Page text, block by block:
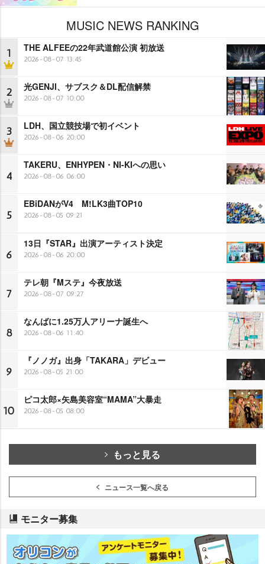
MUSIC NEWS RANKING
1 THE ALFEEの22年武道館公演 初放送
2026-08-07 13:45
2 光GENJI、サブスク＆DL配信解禁
2026-08-07 10:00
3 LDH、国立競技場で初イベント
2026-08-06 20:00
4
TAKERU、ENHYPEN・NI-KIへの思い
2026-08-06 06:00
5
EBiDANがV4 M!LK3曲TOP10
2026-08-05 09:21
6
13日『STAR』出演アーティスト決定
2026-08-06 20:00
7
テレ朝『Mステ』今夜放送
2026-08-07 09:27
8
なんばに1.25万人アリーナ誕生へ
2026-08-06 11:40
9
『ノノガ』出身「TAKARA」デビュー
2026-08-05 21:00
10
ピコ太郎×矢島美容室“MAMA”大暴走
2026-08-05 08:00
もっと見る
ニュース一覧へ戻る
モニター募集